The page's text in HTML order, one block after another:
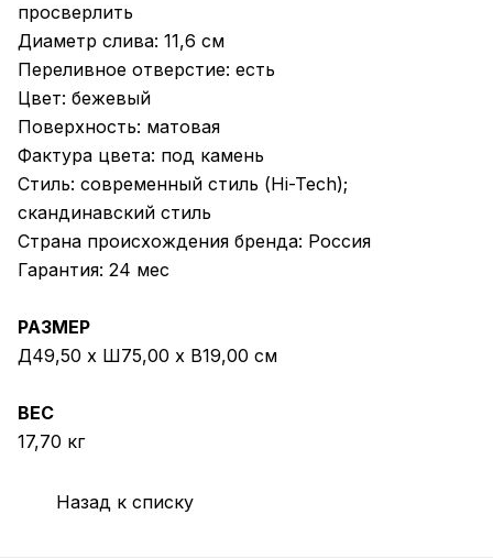
просверлить
Диаметр слива: 11,6 см
Переливное отверстие: есть
Цвет: бежевый
Поверхность: матовая
Фактура цвета: под камень
Стиль: современный стиль (Hi-Tech);
скандинавский стиль
Страна происхождения бренда: Россия
Гарантия: 24 мес
РАЗМЕР
Д49,50 x Ш75,00 x В19,00 см
ВЕС
17,70 кг
Назад к списку